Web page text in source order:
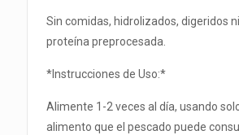
Sin comidas, hidrolizados, digeridos
proteína preprocesada.
*Instrucciones de Uso:*
Alimente 1-2 veces al día, usando
alimento que el pescado puede